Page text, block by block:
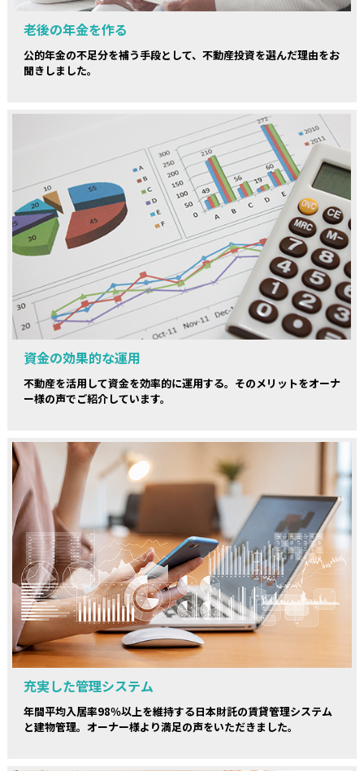
老後の年金を作る
公的年金の不足分を補う手段として、不動産投資を選んだ理由をお
聞きしました。
資金の効果的な運用
不動産を活用して資金を効率的に運用する。そのメリットをオーナ
ー様の声でご紹介しています。
充実した管理システム
年間平均入居率98％以上を維持する日本財託の賃貸管理システム
と建物管理。オーナー様より満足の声をいただきました。